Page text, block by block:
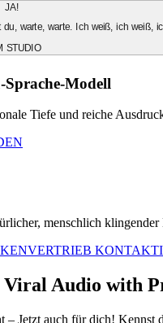
JA!
warte, warte. Ich weiß, ich weiß,
STUDIO
Sprache-Modell
Tiefe und reiche
menschlich
VERTRIEB
Audio with
Jetzt auch für dich! Kennst